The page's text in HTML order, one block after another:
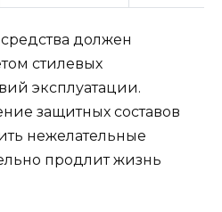
должен
стилевых
эксплуатации.
защитных составов
нежелательные
продлит жизнь